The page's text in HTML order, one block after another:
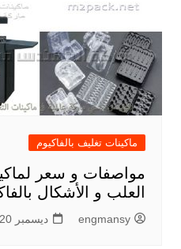
ماكينات تغليف بالفاكيوم
مواصفات و سعر
العلب و الأشكال
engmansy ديسمبر 20, 2021